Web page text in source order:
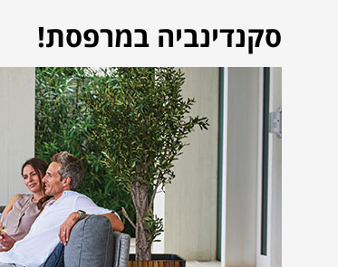
סקנדינביה במרפסת!